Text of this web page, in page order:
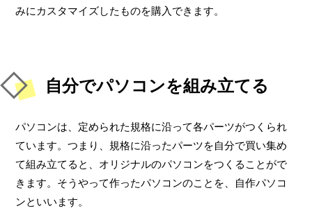
みにカスタマイズしたものを購入できます。
自分でパソコンを組み立てる
パソコンは、定められた規格に沿って各パーツがつくられ
ています。つまり、規格に沿ったパーツを自分で買い集め
て組み立てると、オリジナルのパソコンをつくることがで
きます。そうやって作ったパソコンのことを、自作パソコ
ンといいます。